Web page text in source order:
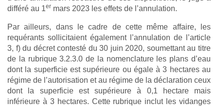
différé au 1er mars 2023 les effets de l’annulation.
Par ailleurs, dans le cadre de cette même affaire, les
requérants sollicitaient également l’annulation de l’article
3, f) du décret contesté du 30 juin 2020, soumettant au titre
de la rubrique 3.2.3.0 de la nomenclature les plans d’eau
dont la superficie est supérieure ou égale à 3 hectares au
régime de l’autorisation et au régime de la déclaration ceux
dont la superficie est supérieure à 0,1 hectare mais
inférieure à 3 hectares. Cette rubrique inclut les vidanges